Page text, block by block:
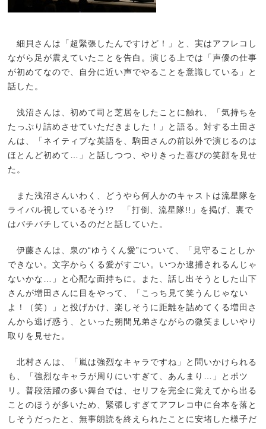
細貝さんは「超緊張したんですけど！」と、実はアフレコし
ながら足が震えていたことを告白。演じる上では「声優の仕事
が初めてなので、自分に近い声でやることを意識している」と
話した。
浅沼さんは、初めて司と芝居をしたことに触れ、「気持ちを
たっぷり詰めさせていただきました！」と語る。対する土田さ
んは、「ネイティブな英語を、駒田さんの前以外で演じるのは
ほとんど初めて…」と話しつつ、やりきった喜びの笑顔を見せ
た。
また浅沼さんいわく、どうやら何人かのキャストは流星隊を
ライバル視しているそう!? 「打倒、流星隊!!」を掲げ、裏で
はバチバチしているのだと話していた。
伊藤さんは、泉の“ゆうくん愛”について、「見守ることしか
できない。文字からくる愛がすごい。いつか逮捕されるんじゃ
ないかな…」と心配な面持ちに。また、話し出そうとした山下
さんが増田さんに目をやって、「こっち見て笑うんじゃない
よ！（笑）」と投げかけ、楽しそうに距離を詰めてくる増田さ
んから逃げ惑う、といった朔間兄弟さながらの微笑ましいやり
取りを見せた。
北村さんは、「嵐は強烈なキャラですね」と問いかけられる
も、「強烈なキャラが周りにいすぎて、あんまり…」とポツ
リ。普段活躍の多い舞台では、セリフを完全に覚えてから出る
ことのほうが多いため、緊張しすぎてアフレコ中に台本を落と
しそうだったと、無事朗読を終えられたことに安堵した様子だ